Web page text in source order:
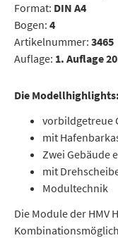
Format: DIN A4
Bogen: 4
Artikelnummer: 3465
Auflage: 1. Auflage
Die Modellhighlights:
vorbildgetreue
mit
Zwei Gebäude
mit
Modultechnik
Die Module der HMV